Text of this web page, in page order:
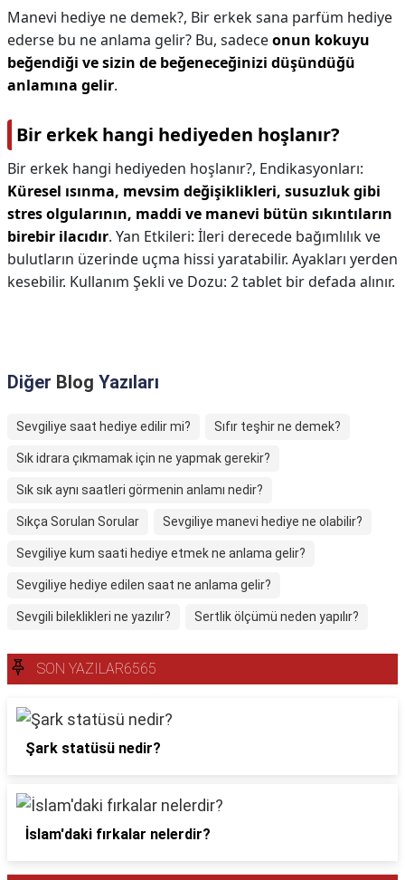
Manevi hediye ne demek?, Bir erkek sana parfüm hediye
ederse bu ne anlama gelir? Bu, sadeceonun kokuyu
beğendiği ve sizin de beğeneceğinizi düşündüğü
anlamına gelir.
Bir erkek hangi hediyeden hoşlanır?
Bir erkek hangi hediyeden hoşlanır?, Endikasyonları:
Küresel ısınma, mevsim değişiklikleri, susuzluk gibi
stres olgularının, maddi ve manevi bütün sıkıntıların
birebir ilacıdır. Yan Etkileri: İleri derecede bağımlılık ve
bulutların üzerinde uçma hissi yaratabilir. Ayakları yerden
kesebilir. Kullanım Şekli ve Dozu: 2 tablet bir defada alınır.
Diğer Blog Yazıları
Sevgiliye saat hediye edilir mi? Sıfır teşhir ne demek?
Sık idrara çıkmamak için ne yapmak gerekir?
Sık sık aynı saatleri görmenin anlamı nedir?
Sıkça Sorulan Sorular Sevgiliye manevi hediye ne olabilir?
Sevgiliye kum saati hediye etmek ne anlama gelir?
Sevgiliye hediye edilen saat ne anlama gelir?
Sevgili bileklikleri ne yazılır? Sertlik ölçümü neden yapılır?
SON YAZILAR6565
Şark statüsü nedir?
İslam'daki fırkalar nelerdir?